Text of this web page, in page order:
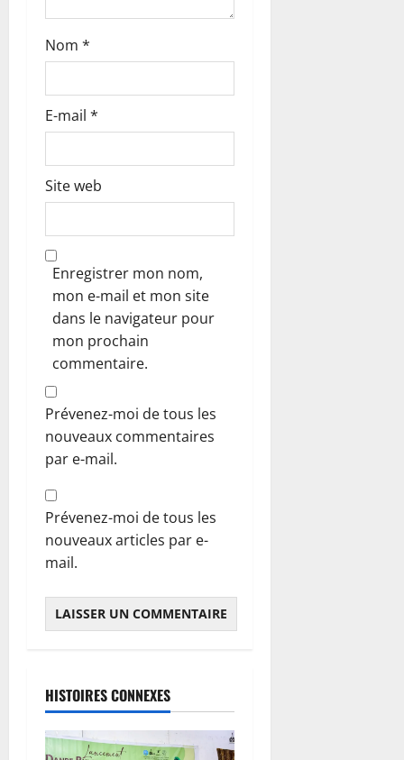
l
e
Nom *
E-mail *
Site web
Enregistrer mon nom,
mon e-mail et mon site
dans le navigateur pour
mon prochain
commentaire.
Prévenez-moi de tous les
nouveaux commentaires
par e-mail.
Prévenez-moi de tous les
nouveaux articles par e-
mail.
HISTOIRES CONNEXES